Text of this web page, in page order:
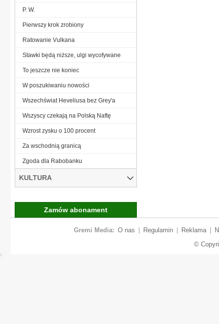
P. W.
Pierwszy krok zrobiony
Ratowanie Vulkana
Stawki będą niższe, ulgi wycofywane
To jeszcze nie koniec
W poszukiwaniu nowości
Wszechświat Heveliusa bez Grey'a
Wszyscy czekają na Polską Naftę
Wzrost zysku o 100 procent
Za wschodnią granicą
Zgoda dla Rabobanku
KULTURA
Zamów abonament
Gremi Media: O nas Regulamin Reklama
©